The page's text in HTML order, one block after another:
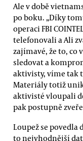
Ale v době
po boku. „Díky
operaci FBI
telefonovali a Ali
zajímavé, že to, co
sledovat a
aktivisty, víme tak
Materiály totiž
aktivisté vloupali
pak postupně
Loupež se povedla
to nejvhodnější